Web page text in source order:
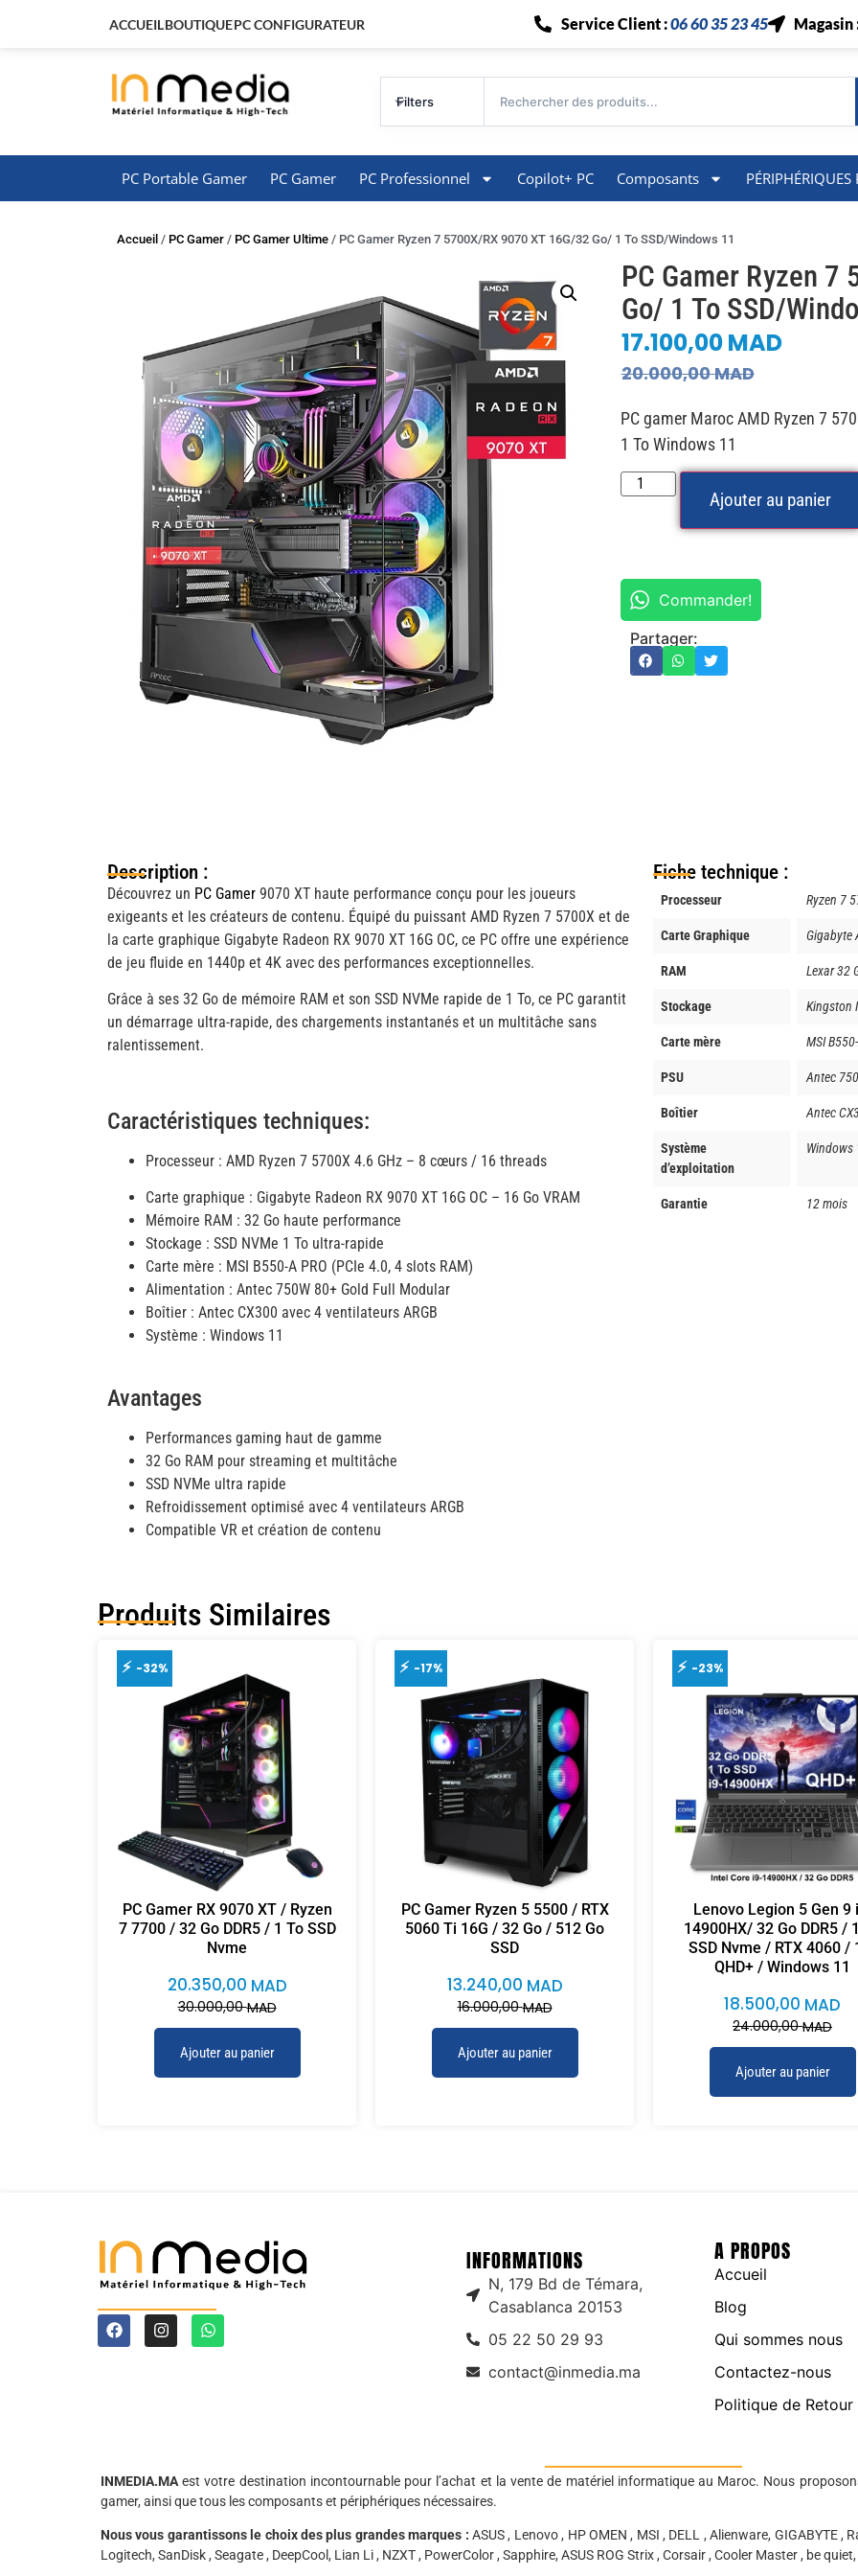
ACCUEILBOUTIQUEPC CONFIGURATEUR Service Client :06 60 35 23 45 Magasin
Filters
PC Portable Gamer PC Gamer PC Professionnel Copilot+ PC Composants PÉRIPHÉRIQUES
Accueil / PC Gamer / PC Gamer Ultime / PC Gamer Ryzen 7 5700X/RX 9070 XT 16G/32 Go/ 1 To SSD/Windows 11
PC Gamer Ryzen
Go/ 1 To SSD/
20.000,00MAD
17.100,00MAD
PC gamer Maroc AMD Ryzen 7
1 To Windows 11
Ajouter au panier
Commander!
Partager:
Description :
Découvrez un PC Gamer 9070 XT haute performance conçu pour les joueurs
exigeants et les créateurs de contenu. Équipé du puissant AMD Ryzen 7 5700X et de
la carte graphique Gigabyte Radeon RX 9070 XT 16G OC, ce PC offre une expérience
de jeu fluide en 1440p et 4K avec des performances exceptionnelles.
Grâce à ses 32 Go de mémoire RAM et son SSD NVMe rapide de 1 To, ce PC garantit
un démarrage ultra-rapide, des chargements instantanés et un multitâche sans
ralentissement.
Caractéristiques techniques:
Processeur : AMD Ryzen 7 5700X 4.6 GHz – 8 cœurs / 16 threads
Carte graphique : Gigabyte Radeon RX 9070 XT 16G OC – 16 Go VRAM
Mémoire RAM : 32 Go haute performance
Stockage : SSD NVMe 1 To ultra-rapide
Carte mère : MSI B550-A PRO (PCIe 4.0, 4 slots RAM)
Alimentation : Antec 750W 80+ Gold Full Modular
Boîtier : Antec CX300 avec 4 ventilateurs ARGB
Système : Windows 11
Avantages
Performances gaming haut de gamme
32 Go RAM pour streaming et multitâche
SSD NVMe ultra rapide
Refroidissement optimisé avec 4 ventilateurs ARGB
Compatible VR et création de contenu
Fiche technique :
Processeur Ryzen 7
Carte Graphique Gigabyte
RAM Lexar 32
Stockage Kingston
Carte mère MSI
PSU Antec
Boîtier Antec
Système
d’exploitation
Windows
Garantie 12 mois
Produits Similaires
-32%
PC Gamer RX 9070 XT / Ryzen
7 7700 / 32 Go DDR5 / 1 To SSD
Nvme
30.000,00MAD
20.350,00 MAD
Ajouter au panier
-17%
PC Gamer Ryzen 5 5500 / RTX
5060 Ti 16G / 32 Go / 512 Go
SSD
16.000,00MAD
13.240,00 MAD
Ajouter au panier
-23%
Lenovo Legion 5 Gen 9
14900HX/ 32 Go DDR5 /
SSD Nvme / RTX 4060 /
QHD+ / Windows 11
24.000,00MAD
18.500,00 MAD
Ajouter au panier
INFORMATIONS
N, 179 Bd de Témara,
Casablanca 20153
05 22 50 29 93
contact@inmedia.ma
A PROPOS
Accueil
Blog
Qui sommes nous
Contactez-nous
Politique de Retour
INMEDIA.MA est votre destination incontournable pour l’achat et la vente de matériel informatique au Maroc. Nous
gamer, ainsi que tous les composants et périphériques nécessaires.
Nous vous garantissons le choix des plus grandes marques : ASUS , Lenovo , HP OMEN , MSI , DELL , Alienware, GIGABYTE
Logitech, SanDisk , Seagate , DeepCool, Lian Li , NZXT , PowerColor , Sapphire, ASUS ROG Strix , Corsair , Cooler Master , be